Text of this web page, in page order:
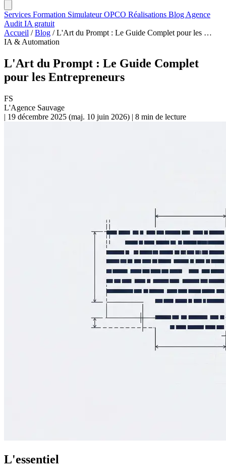
Services Formation Simulateur OPCO Réalisations BlogAgence
Audit IA gratuit
Accueil / Blog / L'Art du Prompt : Le Guide Complet pour les …
IA & Automation
L'Art du Prompt : Le Guide Complet
pour les Entrepreneurs
FS
L'Agence Sauvage
| 19 décembre 2025 (maj. 10 juin 2026) | 8 min de lecture
L'essentiel